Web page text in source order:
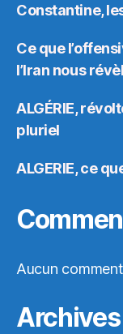
Constantine,
Ce que
l’Iran nous
ALGÉRIE,
pluriel
ALGERIE, ce
Aucun
Archives